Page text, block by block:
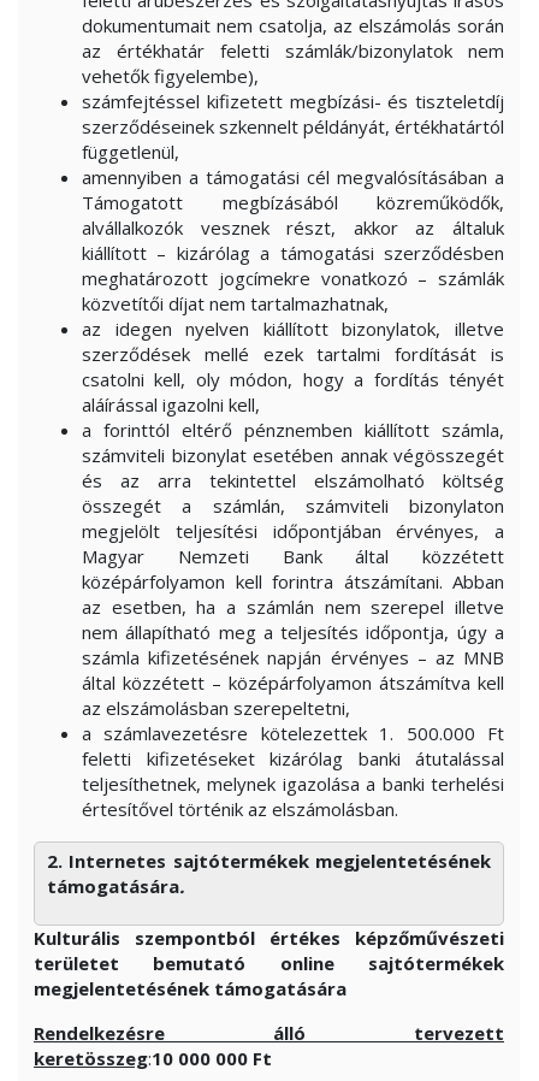
dokumentumait nem csatolja, az elszámolás során
az értékhatár feletti számlák/bizonylatok nem
vehetők figyelembe),
számfejtéssel kifizetett megbízási- és tiszteletdíj
szerződéseinek szkennelt példányát, értékhatártól
függetlenül,
amennyiben a támogatási cél megvalósításában a
Támogatott megbízásából közreműködők,
alvállalkozók vesznek részt, akkor az általuk
kiállított – kizárólag a támogatási szerződésben
meghatározott jogcímekre vonatkozó – számlák
közvetítői díjat nem tartalmazhatnak,
az idegen nyelven kiállított bizonylatok, illetve
szerződések mellé ezek tartalmi fordítását is
csatolni kell, oly módon, hogy a fordítás tényét
aláírással igazolni kell,
a forinttól eltérő pénznemben kiállított számla,
számviteli bizonylat esetében annak végösszegét
és az arra tekintettel elszámolható költség
összegét a számlán, számviteli bizonylaton
megjelölt teljesítési időpontjában érvényes, a
Magyar Nemzeti Bank által közzétett
középárfolyamon kell forintra átszámítani. Abban
az esetben, ha a számlán nem szerepel illetve
nem állapítható meg a teljesítés időpontja, úgy a
számla kifizetésének napján érvényes – az MNB
által közzétett – középárfolyamon átszámítva kell
az elszámolásban szerepeltetni,
a számlavezetésre kötelezettek 1. 500.000 Ft
feletti kifizetéseket kizárólag banki átutalással
teljesíthetnek, melynek igazolása a banki terhelési
értesítővel történik az elszámolásban.
2. Internetes sajtótermékek megjelentetésének
támogatására.
Kulturális szempontból értékes képzőművészeti
területet bemutató online sajtótermékek
megjelentetésének támogatására
Rendelkezésre álló tervezett
keretösszeg:10 000 000 Ft